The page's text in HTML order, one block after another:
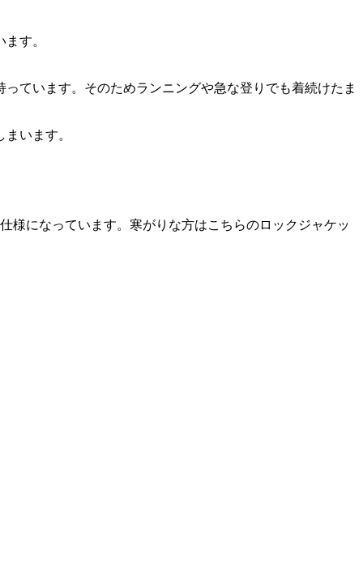
す。
ています。そのためランニングや急な登りでも着続けたま
います。
様になっています。寒がりな方はこちらのロックジャケッ